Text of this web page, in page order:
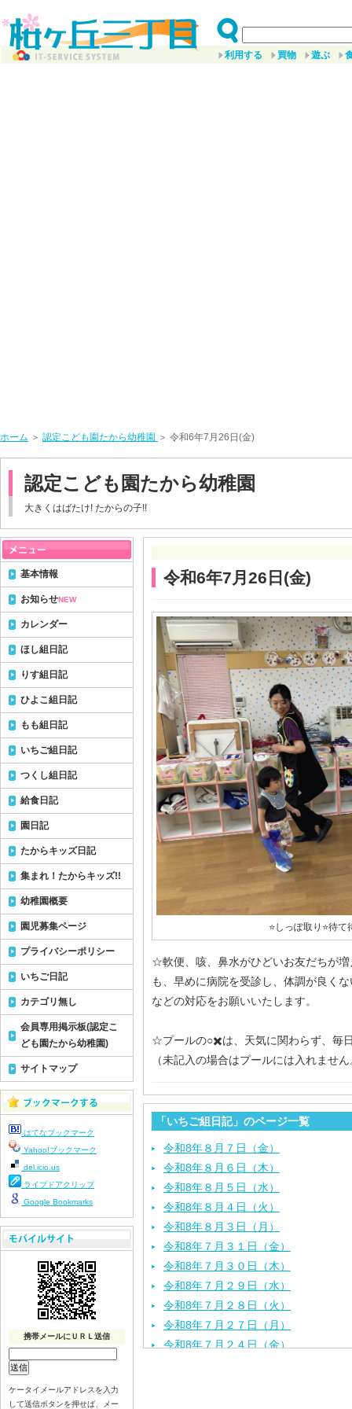
利用する 買物 遊ぶ
ホーム ＞ 認定こども園たから幼稚園 ＞ 令和6年7月26日(金)
認定こども園たから幼稚園
大きくはばたけ! たからの子!!
令和6年7月26日(金)
⭐️しっぽ取り⭐️待て
☆軟便、咳、鼻水がひどいお友だちが
も、早めに病院を受診し、体調が良く
などの対応をお願いいたします。
☆プールの○✖️は、天気に関わらず、毎
（未記入の場合はプールには入れませ
「いちご組日記」のページ一覧
令和8年８月７日（金）
令和8年８月６日（木）
令和8年８月５日（水）
令和8年８月４日（火）
令和8年８月３日（月）
令和8年７月３１日（金）
令和8年７月３０日（木）
令和8年７月２９日（水）
令和8年７月２８日（火）
令和8年７月２７日（月）
令和8年７月２４日（金）
基本情報
お知らせNEW
カレンダー
ほし組日記
りす組日記
ひよこ組日記
もも組日記
いちご組日記
つくし組日記
給食日記
園日記
たからキッズ日記
集まれ！たからキッズ!!
幼稚園概要
園児募集ページ
プライバシーポリシー
いちご日記
カテゴリ無し
会員専用掲示板(認定こ
ども園たから幼稚園)
サイトマップ
はてなブックマーク
Yahoo!ブックマーク
del.icio.us
ライブドアクリップ
Google Bookmarks
携帯メールにＵＲＬ送信
ケータイメールアドレスを入力
して送信ボタンを押せば、メー